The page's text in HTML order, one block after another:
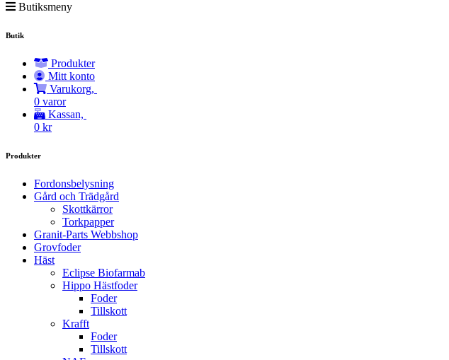
Butiksmeny
Butik
Produkter
Mitt konto
Varukorg,
0 varor
Kassan,
0 kr
Produkter
Fordonsbelysning
Gård och Trädgård
Skottkärror
Torkpapper
Granit-Parts Webbshop
Grovfoder
Häst
Eclipse Biofarmab
Hippo Hästfoder
Foder
Tillskott
Krafft
Foder
Tillskott